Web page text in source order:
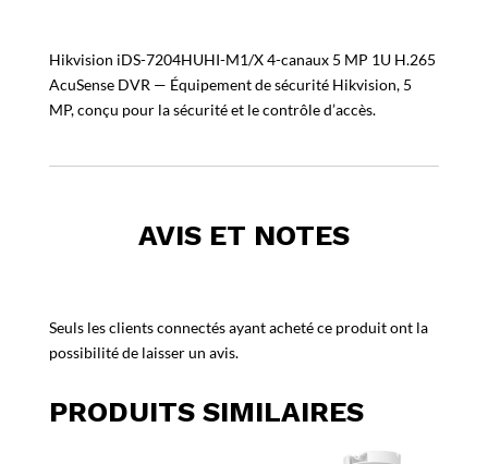
Hikvision iDS-7204HUHI-M1/X 4-canaux 5 MP 1U H.265
AcuSense DVR — Équipement de sécurité Hikvision, 5
MP, conçu pour la sécurité et le contrôle d’accès.
AVIS ET NOTES
Seuls les clients connectés ayant acheté ce produit ont la
possibilité de laisser un avis.
PRODUITS SIMILAIRES